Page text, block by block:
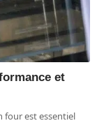
et
four est essentiel